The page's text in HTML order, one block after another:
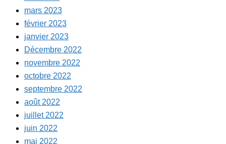
mars 2023
février 2023
janvier 2023
Décembre 2022
novembre 2022
octobre 2022
septembre 2022
août 2022
juillet 2022
juin 2022
mai 2022